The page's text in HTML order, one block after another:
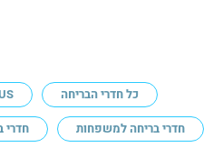
כל חדרי הבריחה
חדרי בריחה למשפחות
חדרי